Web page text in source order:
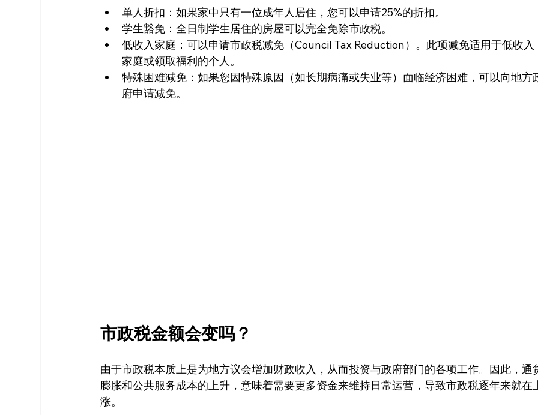
单人折扣：如果家中只有一位成年人居住，您可以申请25%的折扣。
学生豁免：全日制学生居住的房屋可以完全免除市政税。
低收入家庭：可以申请市政税减免（Council Tax Reduction）。此项减免适用于低收入
家庭或领取福利的个人。
特殊困难减免：如果您因特殊原因（如长期病痛或失业等）面临经济困难，可以向地方
府申请减免。
市政税金额会变吗？
由于市政税本质上是为地方议会增加财政收入，从而投资与政府部门的各项工作。因此，通
膨胀和公共服务成本的上升，意味着需要更多资金来维持日常运营，导致市政税逐年来就在
涨。